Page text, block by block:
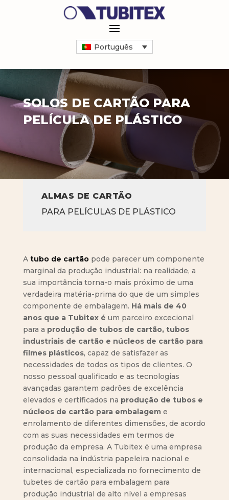
Português
SOLOS DE CARTÃO PARA
PELÍCULA DE PLÁSTICO
ALMAS DE CARTÃO
PARA PELÍCULAS DE PLÁSTICO
A tubo de cartãopode parecer um componente
marginal da produção industrial: na realidade, a
sua importância torna-o mais próximo de uma
verdadeira matéria-prima do que de um simples
componente de embalagem. Há mais de 40
anos que a Tubitex é um parceiro excecional
para a produção de tubos de cartão, tubos
industriais de cartão e núcleos de cartão para
filmes plásticos, capaz de satisfazer as
necessidades de todos os tipos de clientes. O
nosso pessoal qualificado e as tecnologias
avançadas garantem padrões de excelência
elevados e certificados na produção de tubos e
núcleos de cartão para embalageme
enrolamento de diferentes dimensões, de acordo
com as suas necessidades em termos de
produção da empresa. A Tubitex é uma empresa
consolidada na indústria papeleira nacional e
internacional, especializada no fornecimento de
tubetes de cartão para embalagem para
produção industrial de alto nível a empresas